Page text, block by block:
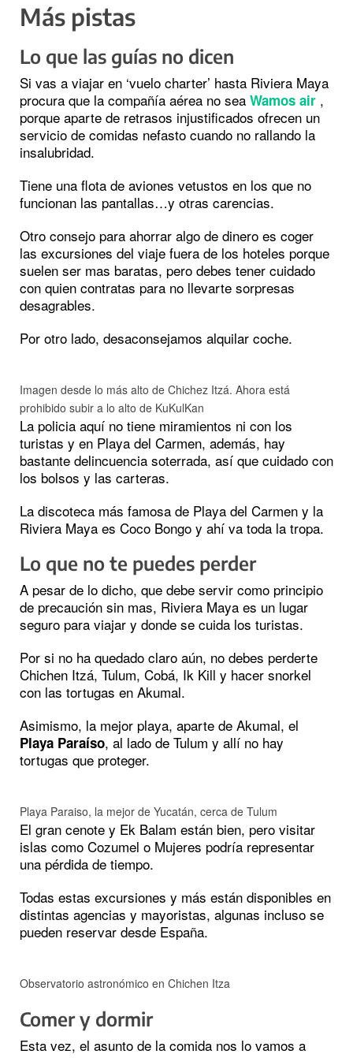
Más pistas
Lo que las guías no dicen
Si vas a viajar en ‘vuelo charter’ hasta Riviera Maya
procura que la compañía aérea no sea Wamos air ,
porque aparte de retrasos injustificados ofrecen un
servicio de comidas nefasto cuando no rallando la
insalubridad.
Tiene una flota de aviones vetustos en los que no
funcionan las pantallas…y otras carencias.
Otro consejo para ahorrar algo de dinero es coger
las excursiones del viaje fuera de los hoteles porque
suelen ser mas baratas, pero debes tener cuidado
con quien contratas para no llevarte sorpresas
desagrables.
Por otro lado, desaconsejamos alquilar coche.
Imagen desde lo más alto de Chichez Itzá. Ahora está
prohibido subir a lo alto de KuKulKan
La policia aquí no tiene miramientos ni con los
turistas y en Playa del Carmen, además, hay
bastante delincuencia soterrada, así que cuidado con
los bolsos y las carteras.
La discoteca más famosa de Playa del Carmen y la
Riviera Maya es Coco Bongo y ahí va toda la tropa.
Lo que no te puedes perder
A pesar de lo dicho, que debe servir como principio
de precaución sin mas, Riviera Maya es un lugar
seguro para viajar y donde se cuida los turistas.
Por si no ha quedado claro aún, no debes perderte
Chichen Itzá, Tulum, Cobá, Ik Kill y hacer snorkel
con las tortugas en Akumal.
Asimismo, la mejor playa, aparte de Akumal, el
Playa Paraíso, al lado de Tulum y allí no hay
tortugas que proteger.
Playa Paraiso, la mejor de Yucatán, cerca de Tulum
El gran cenote y Ek Balam están bien, pero visitar
islas como Cozumel o Mujeres podría representar
una pérdida de tiempo.
Todas estas excursiones y más están disponibles en
distintas agencias y mayoristas, algunas incluso se
pueden reservar desde España.
Observatorio astronómico en Chichen Itza
Comer y dormir
Esta vez, el asunto de la comida nos lo vamos a